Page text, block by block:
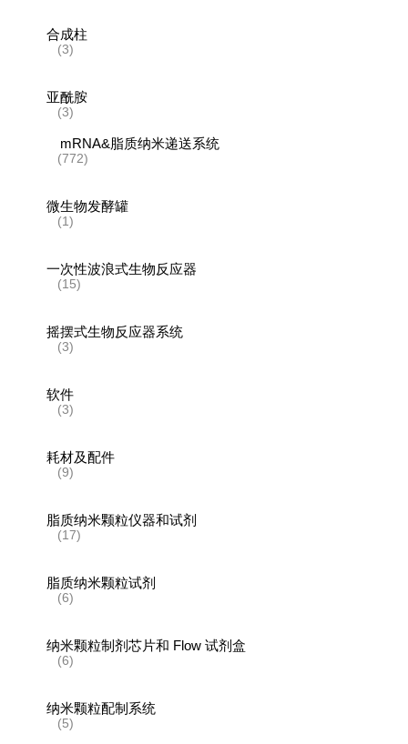
合成柱
(3)
亚酰胺
(3)
mRNA&脂质纳米递送系统
(772)
微生物发酵罐
(1)
一次性波浪式生物反应器
(15)
摇摆式生物反应器系统
(3)
软件
(3)
耗材及配件
(9)
脂质纳米颗粒仪器和试剂
(17)
脂质纳米颗粒试剂
(6)
纳米颗粒制剂芯片和 Flow 试剂盒
(6)
纳米颗粒配制系统
(5)